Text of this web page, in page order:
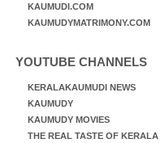
KAUMUDI.COM
KAUMUDYMATRIMONY.COM
YOUTUBE CHANNELS
KERALAKAUMUDI NEWS
KAUMUDY
KAUMUDY MOVIES
THE REAL TASTE OF KERALA